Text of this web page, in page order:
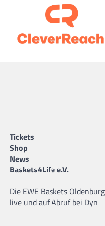
Tickets
Shop
News
Baskets4Life e.V.
Die EWE Baskets Oldenburg
live und auf Abruf bei Dyn